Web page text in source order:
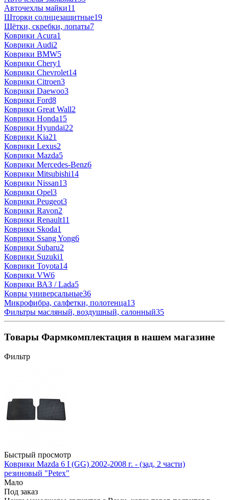
Авточехлы майки11
Шторки солнцезащитные19
Щётки, скребки, лопаты7
Коврики Acura1
Коврики Audi2
Коврики BMW5
Коврики Chery1
Коврики Chevrolet14
Коврики Citroen3
Коврики Daewoo3
Коврики Ford8
Коврики Great Wall2
Коврики Honda15
Коврики Hyundai22
Коврики Kia21
Коврики Lexus2
Коврики Mazda5
Коврики Mercedes-Benz6
Коврики Mitsubishi14
Коврики Nissan13
Коврики Opel3
Коврики Peugeot3
Коврики Ravon2
Коврики Renault11
Коврики Skoda1
Коврики Ssang Yong6
Коврики Subaru2
Коврики Suzuki1
Коврики Toyota14
Коврики VW6
Коврики ВАЗ / Lada5
Ковры универсальные36
Микрофибра, салфетки, полотенца13
Фильтры масляный, воздушный, салонный35
Товары Фармкомплектация в нашем магазине
Фильтр
Быстрый просмотр
Коврики Mazda 6 I (GG) 2002-2008 г. - (зад, 2 части)
резиновый "Petex"
Мало
Под заказ